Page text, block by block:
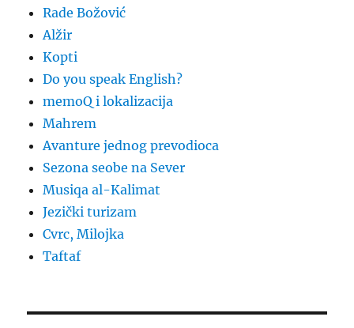
Rade Božović
Alžir
Kopti
Do you speak English?
memoQ i lokalizacija
Mahrem
Avanture jednog prevodioca
Sezona seobe na Sever
Musiqa al-Kalimat
Jezički turizam
Cvrc, Milojka
Taftaf